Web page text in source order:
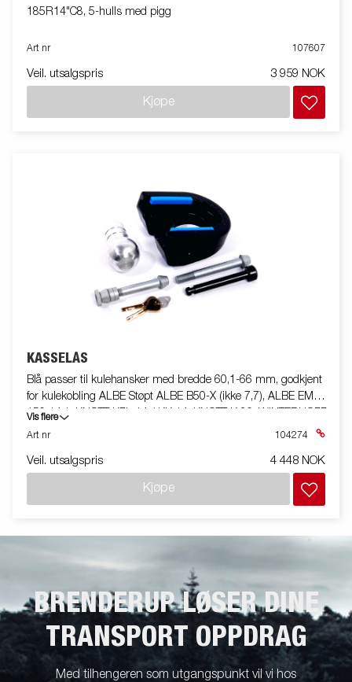
185R14"C8, 5-hulls med pigg
Art nr 107607
Veil. utsalgspris 3 959 NOK
Kjøpe
KASSELÅS
Blå passer til kulehansker med bredde 60,1-66 mm, godkjent
for kulekobling ALBE Støpt ALBE B50-X (ikke 7,7), ALBE EM
150 14,1, KNOTT KFL 14 / KK 14, KNOTT K 20, WINTERHOFF
B50-X S150, WINTERHOFF WW 13/14, WINTERHOFF WW
avstandsstykker.
Vis flere
Art nr
104274
Veil. utsalgspris 4 448 NOK
Kjøpe
BRENDERUP LØSER DINE
TRANSPORT OPPDRAG
Med tilhengeren som utgangspunkt vil vi hos